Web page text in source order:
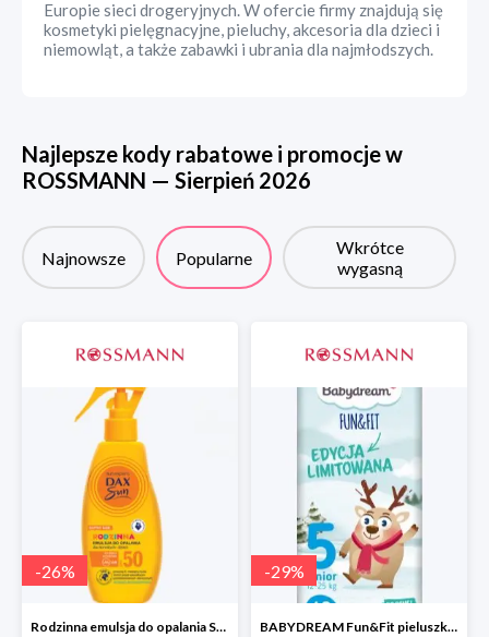
Europie sieci drogeryjnych. W ofercie firmy znajdują się
kosmetyki pielęgnacyjne, pieluchy, akcesoria dla dzieci i
niemowląt, a także zabawki i ubrania dla najmłodszych.
Najlepsze kody rabatowe i promocje w
ROSSMANN — Sierpień 2026
Najnowsze Popularne
Wkrótce
wygasną
-26%
Rodzinna emulsja do opalania SPF 50
-29%
BABYDREAM Fun&Fit pieluszki jednorazowe Junior 5